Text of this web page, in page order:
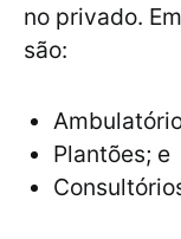
no privado.
são:
Plantões; e